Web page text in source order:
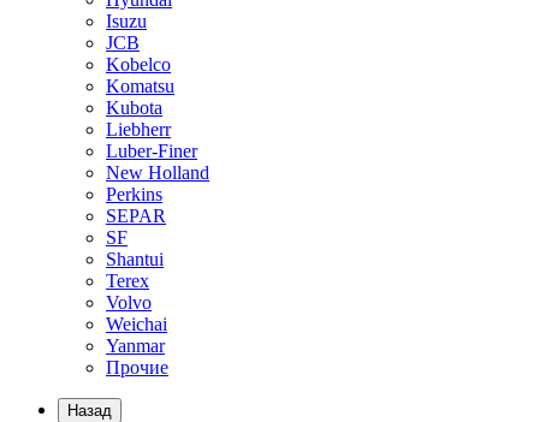
Isuzu
JCB
Kobelco
Komatsu
Kubota
Liebherr
Luber-Finer
New Holland
Perkins
SEPAR
SF
Shantui
Terex
Volvo
Weichai
Yanmar
Прочие
Назад